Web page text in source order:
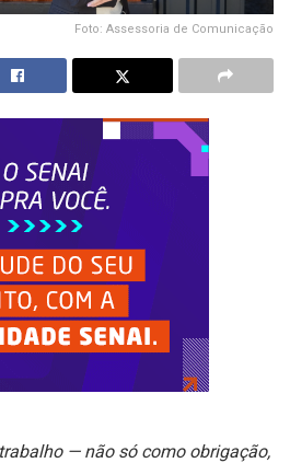
Foto: Assessoria de Comunicação
— não só como obrigação,